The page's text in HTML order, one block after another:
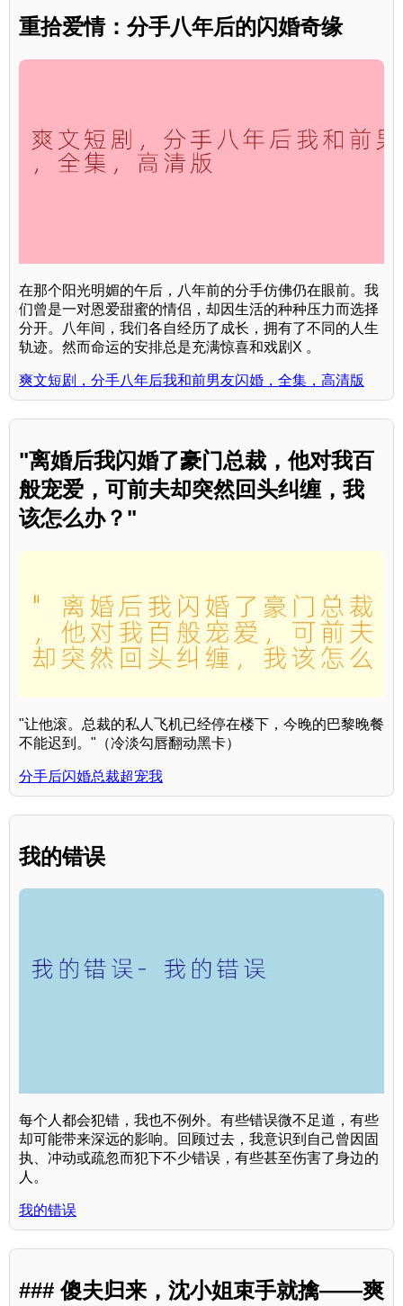
重拾爱情：分手八年后的闪婚奇缘
在那个阳光明媚的午后，八年前的分手仿佛仍在眼前。我
们曾是一对恩爱甜蜜的情侣，却因生活的种种压力而选择
分开。八年间，我们各自经历了成长，拥有了不同的人生
轨迹。然而命运的安排总是充满惊喜和戏剧X 。
爽文短剧，分手八年后我和前男友闪婚，全集，高清版
"离婚后我闪婚了豪门总裁，他对我百
般宠爱，可前夫却突然回头纠缠，我
该怎么办？"
"让他滚。总裁的私人飞机已经停在楼下，今晚的巴黎晚餐
不能迟到。"（冷淡勾唇翻动黑卡）
分手后闪婚总裁超宠我
我的错误
每个人都会犯错，我也不例外。有些错误微不足道，有些
却可能带来深远的影响。回顾过去，我意识到自己曾因固
执、冲动或疏忽而犯下不少错误，有些甚至伤害了身边的
人。
我的错误
### 傻夫归来，沈小姐束手就擒——爽